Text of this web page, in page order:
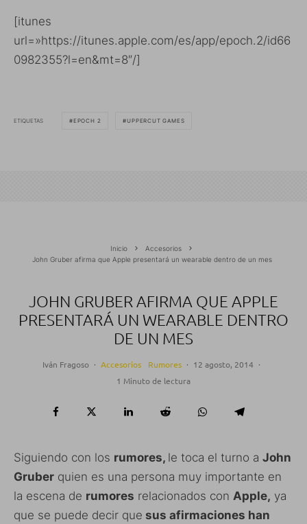
[itunes
url=»https://itunes.apple.com/es/app/epoch.2/id66
0982355?l=en&mt=8″/]
ETIQUETAS EPOCH 2 UPPERCUT GAMES
Inicio
Accesorios
John Gruber afirma que Apple presentará un wearable dentro de un mes
JOHN GRUBER AFIRMA QUE APPLE
PRESENTARÁ UN WEARABLE DENTRO
DE UN MES
Iván Fragoso · Accesorios Rumores · 12 agosto, 2014 ·
1 Minuto de lectura
Siguiendo con los rumores, le toca el turno a John
Gruber quien es una persona muy importante en
la escena de rumores relacionados con Apple, ya
que se puede decir que sus afirmaciones han